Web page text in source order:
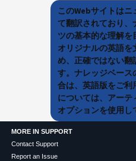
このWebサイトは
て翻訳されており、
ツの基本的な理解を
オリジナルの英語を
め、正確ではない翻
す。ナレッジベース
合は、英語版をご利
については、アー
オプションを使用し
MORE IN SUPPORT
Contact Support
Report an Issue